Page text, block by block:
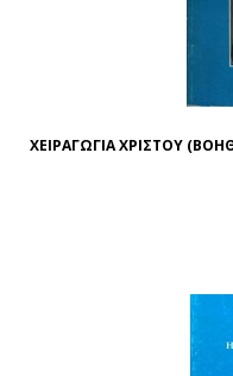
ΧΕΙΡΑΓΩΓΙΑ ΧΡΙΣΤΟΥ